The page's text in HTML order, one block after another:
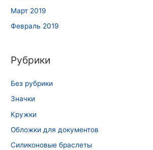
Март 2019
Февраль 2019
Рубрики
Без рубрики
Значки
Кружки
Обложки для документов
Силиконовые браслеты